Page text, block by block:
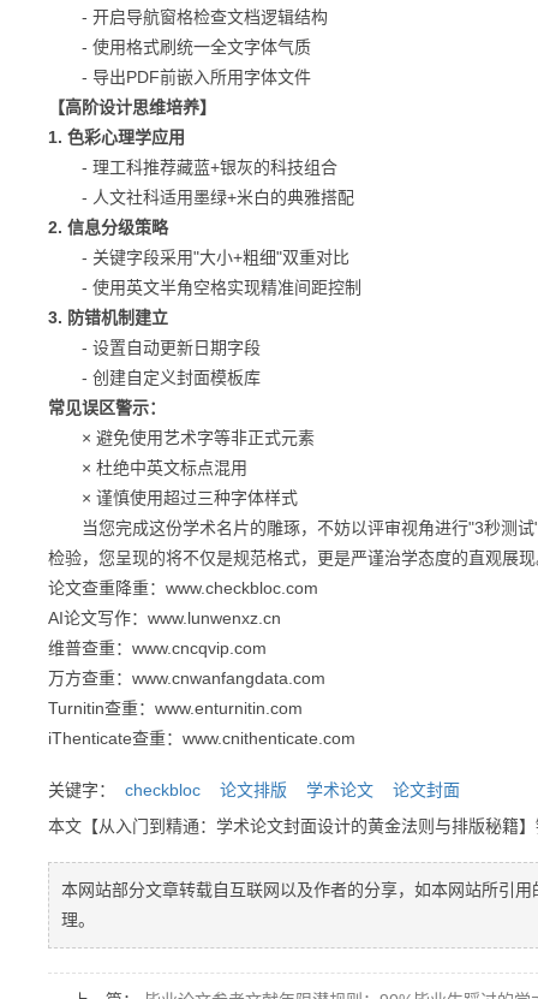
- 开启导航窗格检查文档逻辑结构
- 使用格式刷统一全文字体气质
- 导出PDF前嵌入所用字体文件
【高阶设计思维培养】
1. 色彩心理学应用
- 理工科推荐藏蓝+银灰的科技组合
- 人文社科适用墨绿+米白的典雅搭配
2. 信息分级策略
- 关键字段采用"大小+粗细"双重对比
- 使用英文半角空格实现精准间距控制
3. 防错机制建立
- 设置自动更新日期字段
- 创建自定义封面模板库
常见误区警示：
× 避免使用艺术字等非正式元素
× 杜绝中英文标点混用
× 谨慎使用超过三种字体样式
当您完成这份学术名片的雕琢，不妨以评审视角进行"3秒测
检验，您呈现的将不仅是规范格式，更是严谨治学态度的直观展
论文查重降重：www.checkbloc.com
AI论文写作：www.lunwenxz.cn
维普查重：www.cncqvip.com
万方查重：www.cnwanfangdata.com
Turnitin查重：www.enturnitin.com
iThenticate查重：www.cnithenticate.com
关键字： checkbloc 论文排版 学术论文
论文封面
本文【从入门到精通：学术论文封面设计的黄金法则与排版秘籍
本网站部分文章转载自互联网以及作者的分享，如本网站所引
理。